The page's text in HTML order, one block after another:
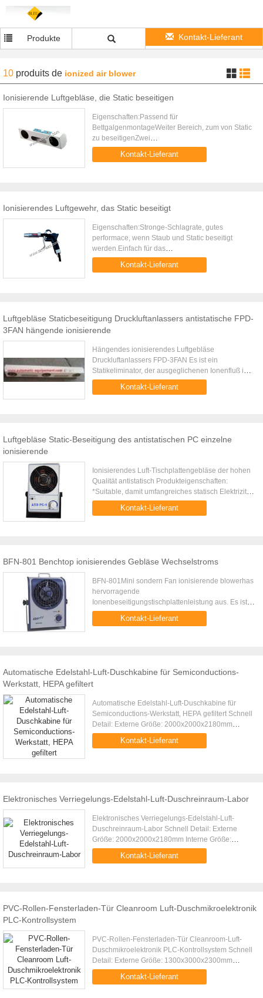
Produkte Kontakt-Lieferant
10 produits de ionized air blower
Ionisierende Luftgebläse, die Static beseitigen
Eigenschaften:Passend für
BettgalgenmontageWeiter Bereich, zum von Static
zu beseitigenZwei
ODER 110V/60HZEnergie60WGewicht5,6
Kontakt-Lieferant
Ionisierendes Luftgewehr, das Static beseitigt
Eigenschaften:Stronge-Schlagrate, gutes
performace, wenn Staub und Static beseitigt
werden.Einfach für das
zusammengebrachter EnergieLänge des
Kontakt-Lieferant
Luftgebläse Staticbeseitigung Druckluftanlassers antistatische FPD-
3FAN hängende ionisierende
Hängendes ionisierendes Luftgebläse
Druckluftanlassers FPD-3FAN Es ist ein
Statikeliminator, der ausgeglichenen Ionenfluß in
umfangreichen Bereich zur Verfügung stellen
kann. Static auf starkem Ziel im ...
Kontakt-Lieferant
Luftgebläse Static-Beseitigung des antistatischen PC einzelne
ionisierende
Ionisierendes Luft-Tischplattengebläse der hohen
Qualität antistatisch Produkteigenschaften:
*Suitable, damit umfangreiches statisch Elektrizität
beseitigen; *Quick statische Beseitigung, bequeme
Installation; ...
Kontakt-Lieferant
BFN-801 Benchtop ionisierendes Gebläse Wechselstroms
BFN-801Mini sondern Fan ionisierende blowerhas
hervorragende
Ionenbeseitigungstischplattenleistung aus. Es ist
ein ideales equopment für das Verhindern der
statischen Verschmutzung u. hat Unterbrechung in
Kontakt-Lieferant
Automatische Edelstahl-Luft-Duschkabine für Semiconductions-
Werkstatt, HEPA gefiltert
Automatische Edelstahl-Luft-Duschkabine für
Semiconductions-Werkstatt, HEPA gefiltert Schnell
Detail: Externe Größe: 2000x2000x2180mm
Interne Größe: 1500x1930x1910mm Vertikale
Decke der laminaren Strömung ...
Kontakt-Lieferant
Elektronisches Verriegelungs-Edelstahl-Luft-Duschreinraum-Labor
Elektronisches Verriegelungs-Edelstahl-Luft-
Duschreinraum-Labor Schnell Detail: Externe
Größe: 2000x2000x2180mm Interne Größe:
1500x1930x1910mm Vertikale Decke der
laminaren Strömung Ionisierung Große LCD...
Kontakt-Lieferant
PVC-Rollen-Fensterladen-Tür Cleanroom Luft-Duschmikroelektronik
PLC-Kontrollsystem
PVC-Rollen-Fensterladen-Tür Cleanroom-Luft-
Duschmikroelektronik PLC-Kontrollsystem Schnell
Detail: Externe Größe: 1300x3000x2300mm
Interne Größe: 1000x2930x2100mm Dreipersonen
mit Seitenschlag drei HEPA-Filter...
Kontakt-Lieferant